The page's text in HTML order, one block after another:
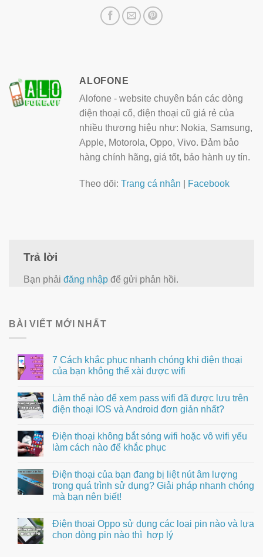
ALOFONE
Alofone - website chuyên bán các dòng
điện thoại cổ, điện thoại cũ giá rẻ của
nhiều thương hiệu như: Nokia, Samsung,
Apple, Motorola, Oppo, Vivo. Đảm bảo
hàng chính hãng, giá tốt, bảo hành uy tín.
Theo dõi: Trang cá nhân Facebook
Trả lời
Bạn phải đăng nhập để gửi phản hồi.
BÀI VIẾT MỚI NHẤT
7 Cách khắc phục nhanh chóng khi điện thoại
của bạn không thể xài được wifi
Làm thế nào để xem pass wifi đã được lưu trên
điện thoại IOS và Android đơn giản nhất?
Điện thoại không bắt sóng wifi hoặc vô wifi yếu
làm cách nào để khắc phục
Điện thoại của bạn đang bị liệt nút âm lượng
trong quá trình sử dụng? Giải pháp nhanh chóng
mà bạn nên biết!
Điện thoại Oppo sử dụng các loại pin nào và lựa
chọn dòng pin nào thì hợp lý